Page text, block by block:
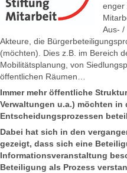
enger
Aus- /
Akteure, die
(möchten). Dies z.B. im Bereich
Mobilitätsplanung, von
öffentlichen Räumen…
Immer mehr öffentliche
Verwaltungen u.a.) möchten in
Entscheidungsprozessen
Dabei hat sich in den
gezeigt, dass sich eine
Informationsveranstaltung
Beteiligung als Prozess